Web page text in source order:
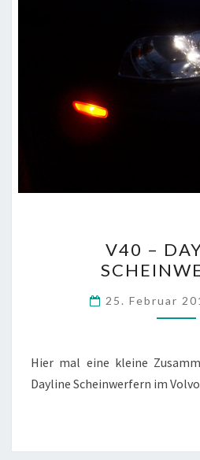
–
V40 –
25. Februar
Hier mal eine kleine
Dayline Scheinwerfern im Volvo